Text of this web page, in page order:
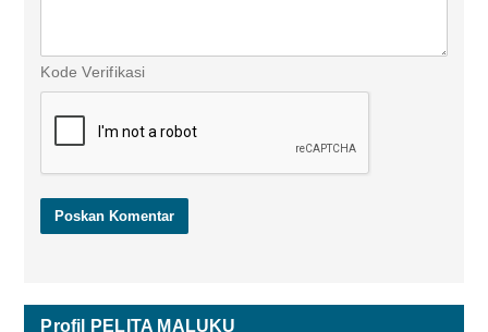
Kode Verifikasi
Profil PELITA MALUKU